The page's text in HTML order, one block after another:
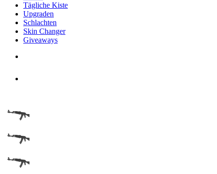
Tägliche Kiste
Upgraden
Schlachten
Skin Changer
Giveaways